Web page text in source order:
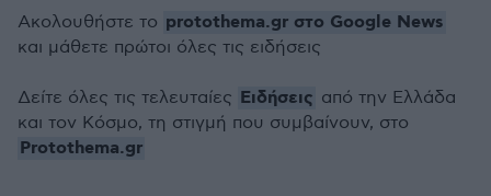
Ακολουθήστε το protothema.gr στο Google News
και μάθετε πρώτοι όλες τις ειδήσεις
Δείτε όλες τις τελευταίες Ειδήσεις από την Ελλάδα
και τον Κόσμο, τη στιγμή που συμβαίνουν, στο
Protothema.gr